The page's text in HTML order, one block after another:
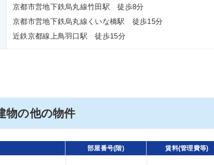
京都市営地下鉄烏丸線竹田駅 徒歩8分
京都市営地下鉄烏丸線くいな橋駅 徒歩15分
近鉄京都線上鳥羽口駅 徒歩15分
物の他の物件
部屋番号(階) 賃料(管理費等)